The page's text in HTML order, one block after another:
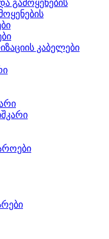
გამოყენების
კაბელები